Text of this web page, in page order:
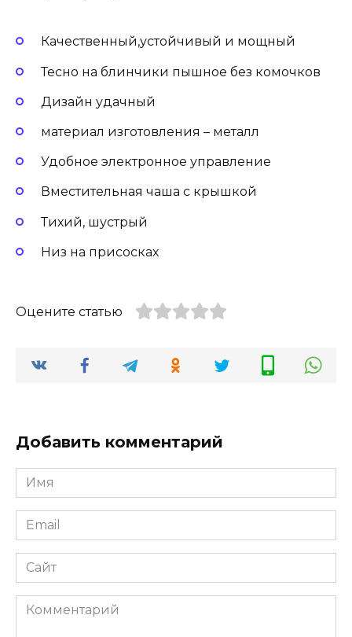
Качественный,устойчивый и мощный
Тесно на блинчики пышное без комочков
Дизайн удачный
материал изготовления – металл
Удобное электронное управление
Вместительная чаша с крышкой
Тихий, шустрый
Низ на присосках
Оцените статью
Добавить комментарий
Имя
Email
Сайт
Комментарий